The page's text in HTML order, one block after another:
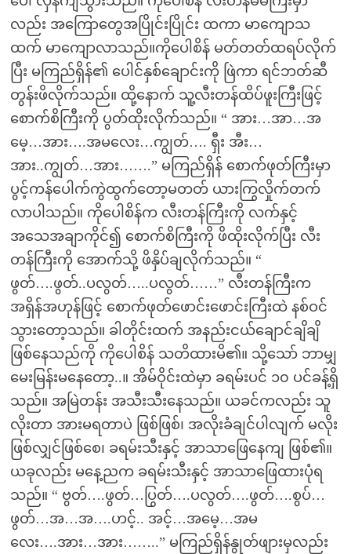
လည်း အကြောတွေအပြိုင်းပြိုင်း ထကာ မာကျောသ
ထက် မာကျောလာသည်။ကိုပေါစိန် မတ်တတ်ထရပ်လိုက်
ပြီး မကြည်ရှိန်၏ ပေါင်နှစ်ချောင်းကို ဖြဲကာ ရင်ဘတ်ဆီ
တွန်းဖိလိုက်သည်။ ထို့နောက် သူ့လီးတန်ထိပ်ဖူးကြီးဖြင့်
စောက်စိကြီးကို ပွတ်ထိုးလိုက်သည်။ “ အား…အာ…အ
မေ့…အား….အမလေး…ကျွတ်…. ရှီး အီး…
အား..ကျွတ်…အား…….” မကြည်ရှိန် စောက်ဖုတ်ကြီးမှာ
ပွင့်ကန်ပေါက်ကွဲထွက်တော့မတတ် ယားကြွလှိုက်တက်
လာပါသည်။ ကိုပေါစိန်က လီးတန်ကြီးကို လက်နှင့်
အသေအချာကိုင်၍ စောက်စိကြီးကို ဖိထိုးလိုက်ပြီး လီး
တန်ကြီးကို အောက်သို့ ဖိနှိပ်ချလိုက်သည်။ “
ဖွတ်….ဖွတ်..ပလွတ်…..ပလွတ်……” လီးတန်ကြီးက
အရှိန်အဟုန်ဖြင့် စောက်ဖုတ်ဖောင်းဖောင်းကြီးထဲ နစ်ဝင်
သွားတော့သည်။ ခါတိုင်းထက် အနည်းငယ်ချောင်ချိချိ
ဖြစ်နေသည်ကို ကိုပေါစိန် သတိထားမိ၏။ သို့သော် ဘာမျှ
မေးမြန်းမနေတော့..။ အိမ်ဝိုင်းထဲမှာ ခရမ်းပင် ၁၀ ပင်ခန့်ရှိ
သည်။ အမြဲတန်း အသီးသီးနေသည်။ ယခင်ကလည်း သူ
လိုးတာ အားမရတာပဲ ဖြစ်ဖြစ်၊ အလိုးခံချင်ပါလျက် မလိုး
ဖြစ်လျှင်ဖြစ်စေ၊ ခရမ်းသီးနှင့် အာသာဖြေနေကျ ဖြစ်၏။
ယခုလည်း မနေ့ညက ခရမ်းသီးနှင့် အာသာဖြေထားပုံရ
သည်။ “ ဗွတ်….ဖွတ်…ပြွတ်….ပလွတ်….ဖွတ်….စွပ်…
ဖွတ်…အ…အ….ဟင့်.. အင့်…အမေ့…အမ
လေး….အား…အား……..” မကြည်ရှိန်နွုတ်ဖျားမှလည်း